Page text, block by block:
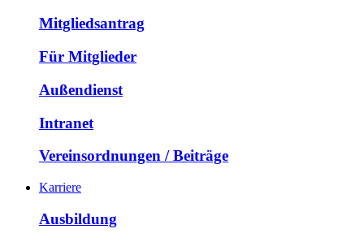
Mitgliedsantrag
Für Mitglieder
Außendienst
Intranet
Vereinsordnungen / Beiträge
Karriere
Ausbildung